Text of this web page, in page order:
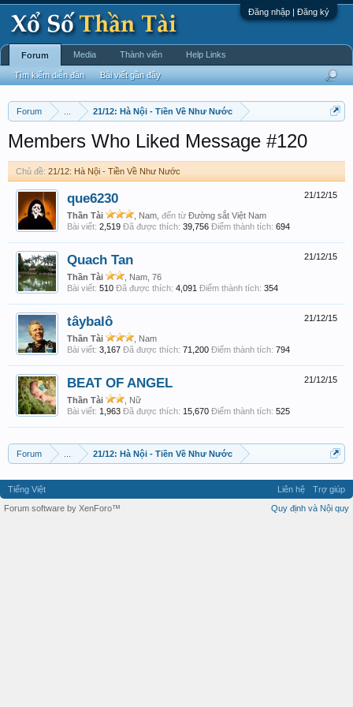
Đăng nhập | Đăng ký
Forum 21/12: Hà Nội - Tiền Về Như Nước
Members Who Liked Message #120
Chủ đề: 21/12: Hà Nội - Tiền Về Như Nước
21/12/15
que6230
Thần Tài , Nam, đến từ Đường sắt Việt Nam
Bài viết: 2,519 Đã được thích: 39,756 Điểm thành tích: 694
21/12/15
Quach Tan
Thần Tài
, Nam, 76
Bài viết: 510 Đã được thích: 4,091 Điểm thành tích: 354
21/12/15
tâybalô
Thần Tài
, Nam
Bài viết: 3,167 Đã được thích: 71,200 Điểm thành tích: 794
21/12/15
BEAT OF ANGEL
Thần Tài
, Nữ
Bài viết: 1,963 Đã được thích: 15,670 Điểm thành tích: 525
Forum 21/12: Hà Nội - Tiền Về Như Nước
Forum
Tìm kiếm diễn đàn Bài viết gần đây
Media Thành viên Help Links
Tiếng Việt Liên hệ
Trợ giúp
Quy định và Nội quy
Forum software by XenForo™